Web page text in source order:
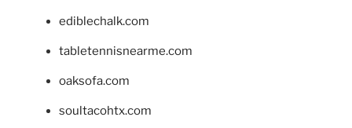
ediblechalk.com
tabletennisnearme.com
oaksofa.com
soultacohtx.com